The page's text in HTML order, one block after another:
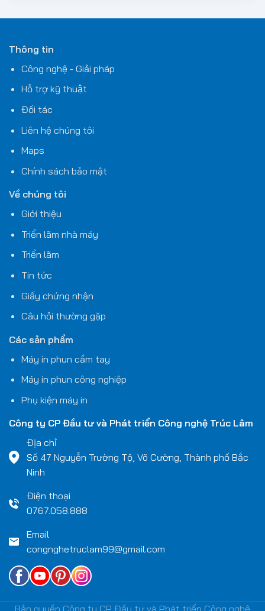
Thông tin
Công nghệ - Giải pháp
Hỗ trợ kỹ thuật
Đối tác
Liên hệ chúng tôi
Maps
Chính sách bảo mật
Về chúng tôi
Giới thiệu
Triển lãm nhà máy
Triển lãm
Tin tức
Giấy chứng nhận
Câu hỏi thường gặp
Các sản phẩm
Máy in phun cầm tay
Máy in phun công nghiệp
Phụ kiện máy in
Công ty CP Đầu tư và Phát triển Công nghệ Trúc Lâm
Địa chỉ
Số 47 Nguyễn Trường Tộ, Võ Cường, Thành phố Bắc
Ninh
Điện thoại
0767.058.888
Email
congnghetruclam99@gmail.com